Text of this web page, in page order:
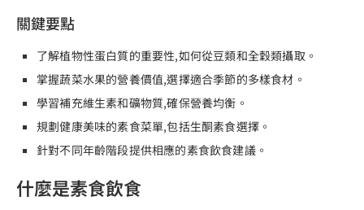
關鍵要點
了解植物性蛋白質的重要性,如何從豆類和全穀類攝取。
掌握蔬菜水果的營養價值,選擇適合季節的多樣食材。
學習補充維生素和礦物質,確保營養均衡。
規劃健康美味的素食菜單,包括生酮素食選擇。
針對不同年齡階段提供相應的素食飲食建議。
什麼是素食飲食